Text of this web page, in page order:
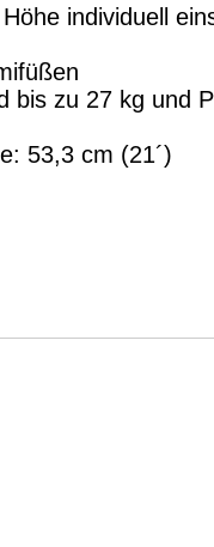
individuell
bis zu 27 kg und
53,3 cm (21´)